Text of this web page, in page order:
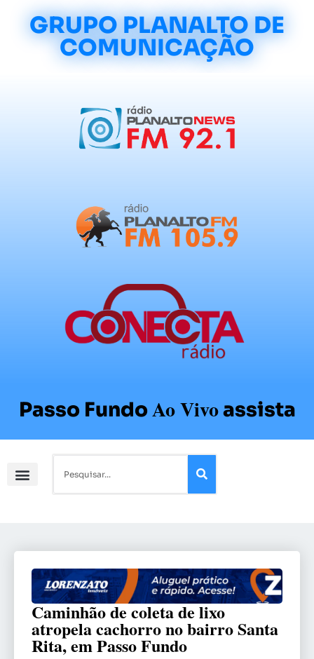
GRUPO PLANALTO DE
COMUNICAÇÃO
Passo FundoAo Vivoassista
Caminhão de coleta de lixo
atropela cachorro no bairro Santa
Rita, em Passo Fundo